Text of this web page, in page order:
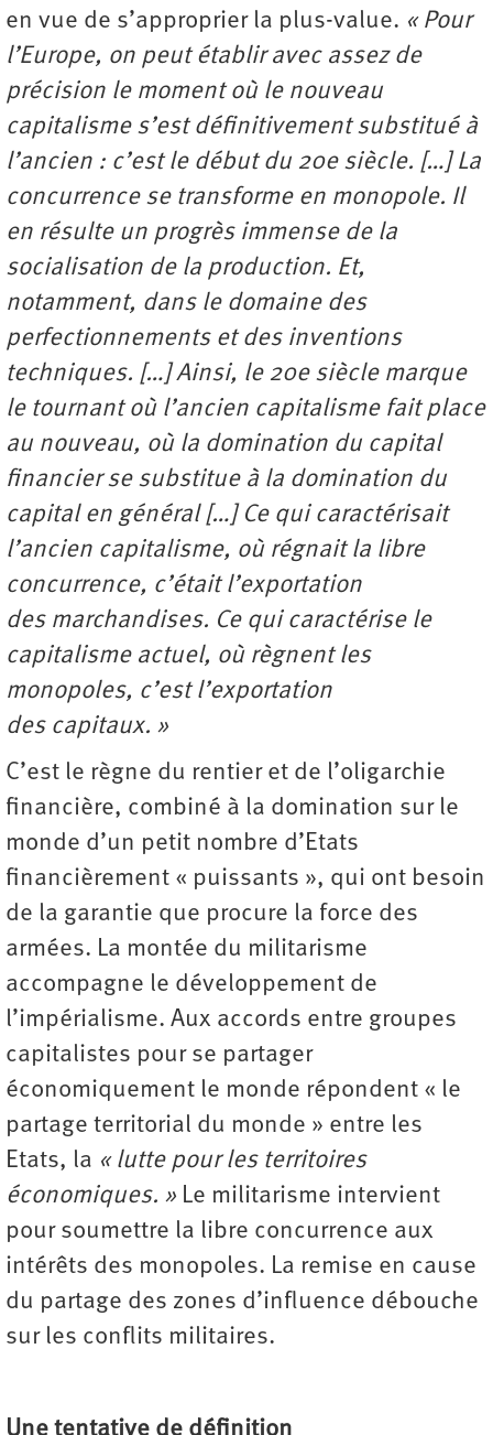
en vue de s’approprier la plus-value. « Pour
l’Europe, on peut établir avec assez de
précision le moment où le nouveau
capitalisme s’est définitivement substitué à
l’ancien : c’est le début du 20e siècle. […] La
concurrence se transforme en monopole. Il
en résulte un progrès immense de la
socialisation de la production. Et,
notamment, dans le domaine des
perfectionnements et des inventions
techniques. […] Ainsi, le 20e siècle marque
le tournant où l’ancien capitalisme fait place
au nouveau, où la domination du capital
financier se substitue à la domination du
capital en général […] Ce qui caractérisait
l’ancien capitalisme, où régnait la libre
concurrence, c’était l’exportation
des marchandises. Ce qui caractérise le
capitalisme actuel, où règnent les
monopoles, c’est l’exportation
des capitaux. »
C’est le règne du rentier et de l’oligarchie
financière, combiné à la domination sur le
monde d’un petit nombre d’Etats
financièrement « puissants », qui ont besoin
de la garantie que procure la force des
armées. La montée du militarisme
accompagne le développement de
l’impérialisme. Aux accords entre groupes
capitalistes pour se partager
économiquement le monde répondent « le
partage territorial du monde » entre les
Etats, la « lutte pour les territoires
économiques. » Le militarisme intervient
pour soumettre la libre concurrence aux
intérêts des monopoles. La remise en cause
du partage des zones d’influence débouche
sur les conflits militaires.
Une tentative de définition